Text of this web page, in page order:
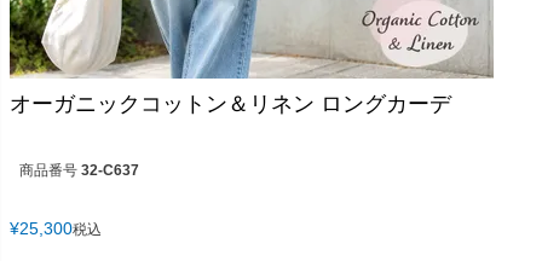
オーガニックコットン＆リネン ロングカーデ
商品番号 32-C637
¥25,300税込